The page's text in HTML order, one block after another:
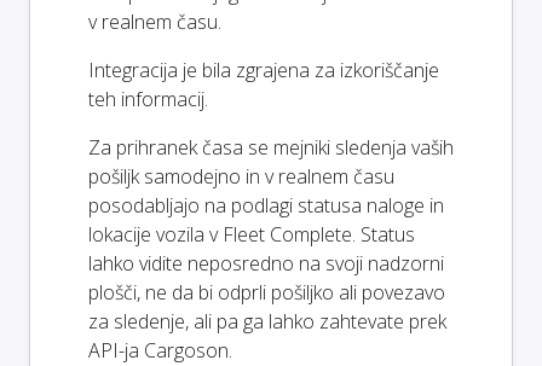
v realnem času.
Integracija je bila zgrajena za izkoriščanje
teh informacij.
Za prihranek časa se mejniki sledenja vaših
pošiljk samodejno in v realnem času
posodabljajo na podlagi statusa naloge in
lokacije vozila v Fleet Complete. Status
lahko vidite neposredno na svoji nadzorni
plošči, ne da bi odprli pošiljko ali povezavo
za sledenje, ali pa ga lahko zahtevate prek
API-ja Cargoson.